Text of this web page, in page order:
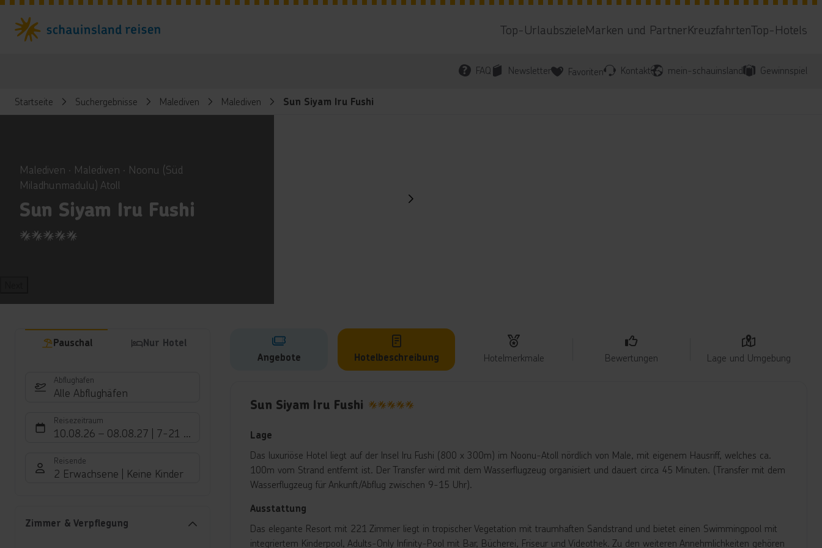
Top-UrlaubszieleMarken und PartnerKreuzfahrtenTop-Hotels
FAQ Newsletter Favoriten Kontakt mein-schauinsland Gewinnspiel
Startseite Suchergebnisse Malediven Malediven Sun Siyam Iru Fushi
Malediven ∙ Malediven ∙ Noonu (Süd
Miladhunmadulu) Atoll
Sun Siyam Iru Fushi
5
Pauschal Nur Hotel
Abflughafen
Alle Abflughäfen
Reisezeitraum
10.08.26 – 08.08.27 7-21 Nächte
Reisende
2 Erwachsene Keine Kinder
Zimmer & Verpflegung
Angebote Hotelbeschreibung Hotelmerkmale Bewertungen Lage und Umgebung
Sun Siyam Iru Fushi
Lage
Das luxuriöse Hotel liegt auf der Insel Iru Fushi (800 x 300m) im Noonu-Atoll nördlich von Male, mit eigenem Hausriff, welches ca.
100m vom Strand entfernt ist. Der Transfer wird mit dem Wasserflugzeug organisiert und dauert circa 45 Minuten. (Transfer mit dem
Wasserflugzeug für Ankunft/Abflug zwischen 9-15 Uhr).
Ausstattung
Das elegante Resort mit 221 Zimmer liegt in tropischer Vegetation mit traumhaften Sandstrand und bietet einen Swimmingpool mit
integriertem Kinderpool, Adults-Only Infinity-Pool mit Bar, Bücherei, Friseur und Videothek. Zu den weiteren Annehmlichkeiten gehören